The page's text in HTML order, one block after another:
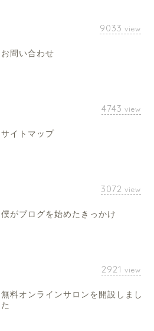
9033 view
お問い合わせ
4743 view
サイトマップ
3072 view
僕がブログを始めたきっかけ
2921 view
無料オンラインサロンを開設しまし
た